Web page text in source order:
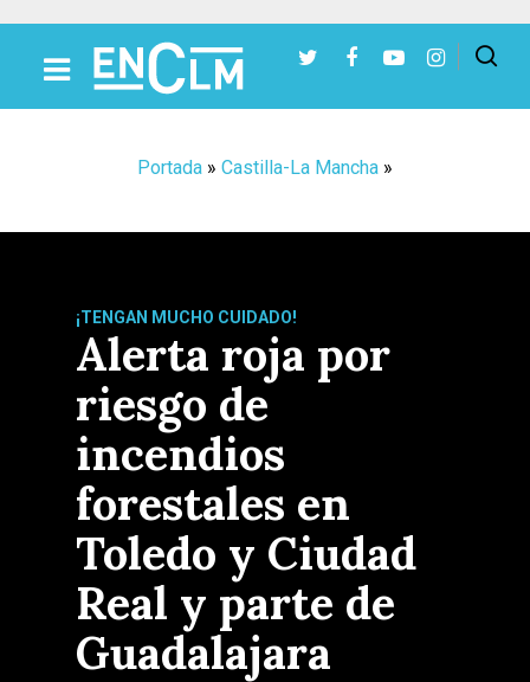
Portada » Castilla-La Mancha »
¡TENGAN MUCHO CUIDADO!
Alerta roja por
riesgo de
incendios
forestales en
Toledo y Ciudad
Real y parte de
Guadalajara